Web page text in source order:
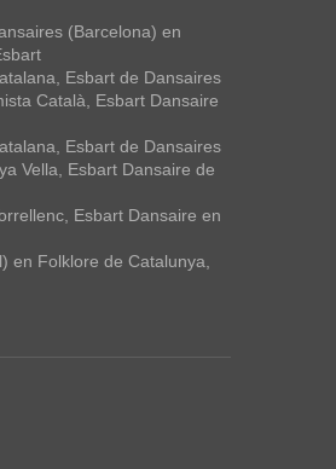
(Barcelona) en
Esbart de Dansaires
Català, Esbart Dansaire
Esbart de Dansaires
Vella, Esbart Dansaire de
Esbart Dansaire en
en Folklore de Catalunya,